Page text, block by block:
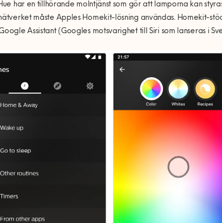
har en tillhörande molntjänst som gör att lamporna kan
måste Apples Homekit-lösning användas. Homekit-
Assistant (Googles motsvarighet till Siri som lanseras i